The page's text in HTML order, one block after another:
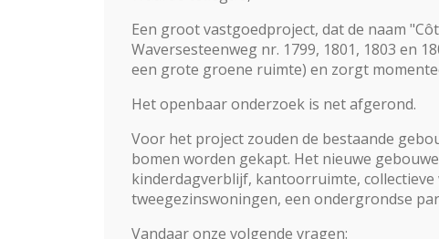
Een groot vastgoedproject, dat de naam
Waversesteenweg nr. 1799, 1801, 1803 en
een grote groene ruimte) en zorgt
Het openbaar onderzoek is net afgerond.
Voor het project zouden de bestaande
bomen worden gekapt. Het nieuwe
kinderdagverblijf, kantoorruimte,
tweegezinswoningen, een ondergrondse
Vandaar onze volgende vragen: